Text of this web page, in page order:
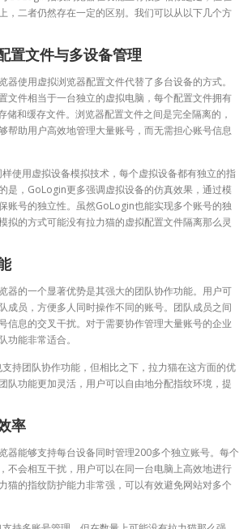
，二者仍然存在一定的区别。我们可以从以下几个方
置文件与多设备管理
器使用虚拟浏览器配置文件代替了多台设备的方式。
文件相当于一台独立的虚拟电脑，每个配置文件拥有
和缓存文件。浏览器配置文件之间是完全隔离的，
帮助用户高效地管理大量账号，而无需担心账号信息
样使用虚拟设备模拟技术，每个虚拟设备都有独立的指
是，GoLogin更多强调虚拟设备的仿真效果，通过模
账号的独立性。虽然GoLogin也能实现多个账号的独
拟的方式可能没有拉力猫的虚拟配置文件隔离那么灵
器的一个显著优势是其强大的团队协作功能。用户可
成员，方便多人同时操作不同的账号。团队成员之间
信息的交叉干扰。对于需要协作管理大量账号的企业
功能非常适合。
支持团队协作功能，但相比之下，拉力猫在这方面的优
队功能更加灵活，用户可以自由地分配指纹环境，提
率
器能够支持每台设备同时管理200多个独立账号。每个
不会相互干扰，用户可以在同一台电脑上高效地进行
猫的指纹防护能力非常强，可以有效避免网站对多个